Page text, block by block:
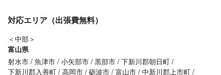
対応エリア（出張費無料）
＜中部＞
富山県
射水市 魚津市 小矢部市 黒部市 下新川郡朝日町
下新川郡入善町 高岡市 砺波市 富山市 中新川郡上市町